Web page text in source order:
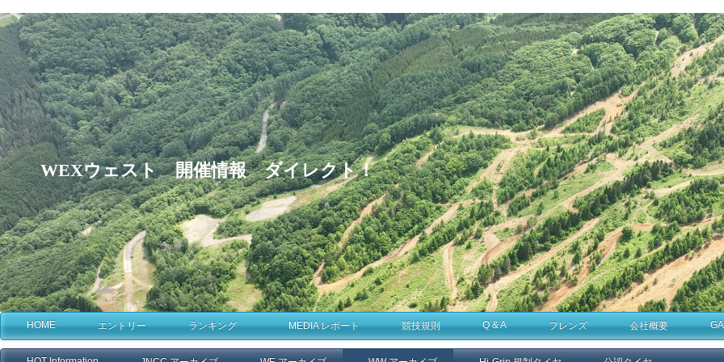
WEXウェスト 開催情報 ダイレクト！
HOME エントリー ランキング MEDIA レポート 競技規則 Q & A フレンズ 会社概要